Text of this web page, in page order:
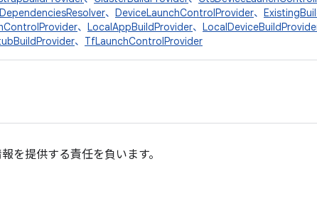
DependenciesResolver、 DeviceLaunchControlProvider、
、 LocalAppBuildProvider、
、 TfLaunchControlProvider
を提供する責任を負います。